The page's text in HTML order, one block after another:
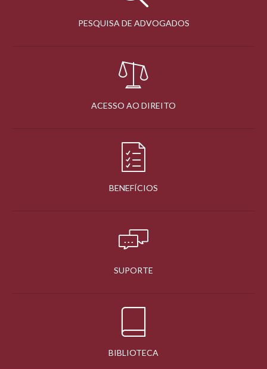
PESQUISA DE ADVOGADOS
ACESSO AO DIREITO
BENEFÍCIOS
SUPORTE
BIBLIOTECA